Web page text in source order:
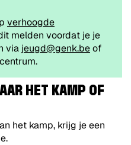
verhoogde
melden voordat je je
via jeugd@genk.beof
HET KAMP OF
het kamp, krijg je een